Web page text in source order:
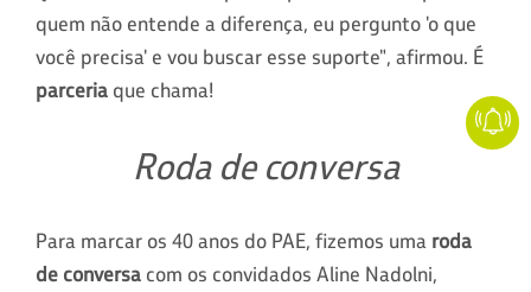
quem não entende a diferença, eu pergunto 'o que
você precisa' e vou buscar esse suporte", afirmou. É
parceria que chama!
Roda de conversa
Para marcar os 40 anos do PAE, fizemos uma roda
de conversa com os convidados Aline Nadolni,